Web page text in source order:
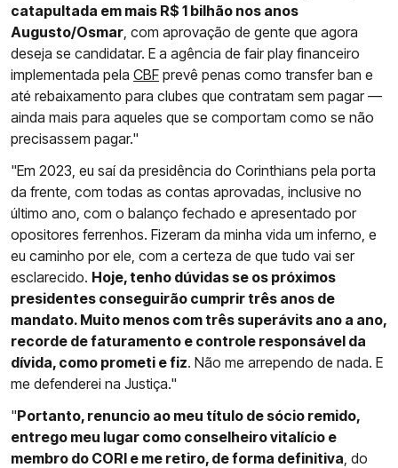
catapultada em mais R$ 1 bilhão nos anos
Augusto/Osmar , com aprovação de gente que agora
deseja se candidatar. E a agência de fair play financeiro
implementada pela CBF prevê penas como transfer ban e
até rebaixamento para clubes que contratam sem pagar —
ainda mais para aqueles que se comportam como se não
precisassem pagar."
"Em 2023, eu saí da presidência do Corinthians pela porta
da frente, com todas as contas aprovadas, inclusive no
último ano, com o balanço fechado e apresentado por
opositores ferrenhos. Fizeram da minha vida um inferno, e
eu caminho por ele, com a certeza de que tudo vai ser
esclarecido. Hoje, tenho dúvidas se os próximos
presidentes conseguirão cumprir três anos de
mandato. Muito menos com três superávits ano a ano,
recorde de faturamento e controle responsável da
dívida, como prometi e fiz. Não me arrependo de nada. E
me defenderei na Justiça."
"Portanto, renuncio ao meu título de sócio remido,
entrego meu lugar como conselheiro vitalício e
membro do CORI e me retiro, de forma definitiva , do